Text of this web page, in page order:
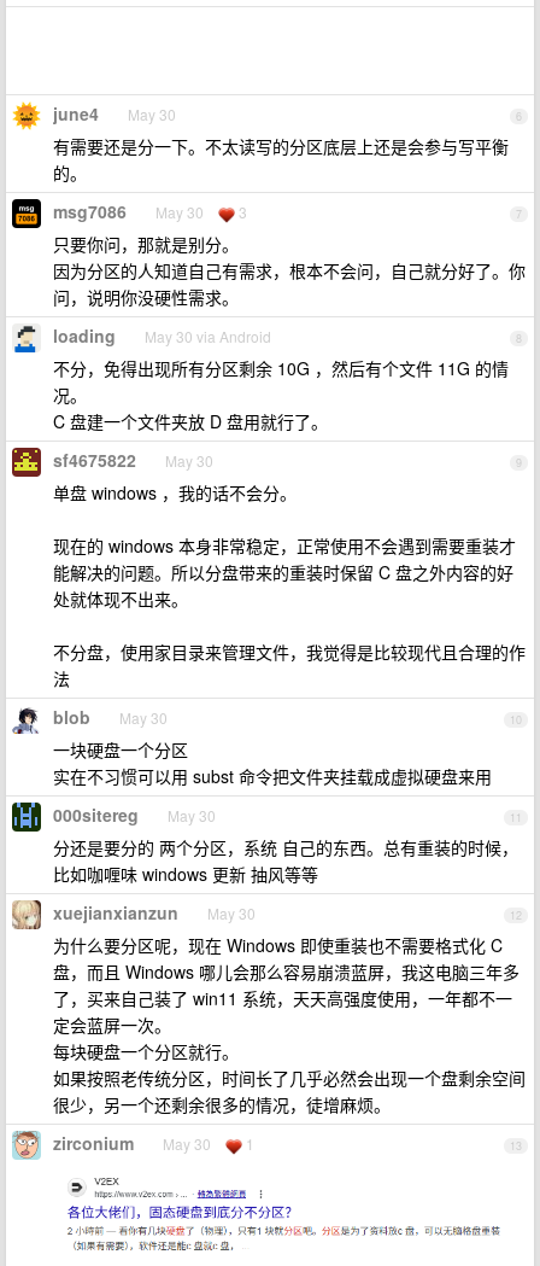
6
june4 May 30
有需要还是分一下。不太读写的分区底层上还是会参与写平衡
的。
7
msg7086 May 30 3
只要你问，那就是别分。
因为分区的人知道自己有需求，根本不会问，自己就分好了。你
问，说明你没硬性需求。
8
loading May 30 via Android
不分，免得出现所有分区剩余 10G ，然后有个文件 11G 的情
况。
C 盘建一个文件夹放 D 盘用就行了。
9
sf4675822 May 30
单盘 windows ，我的话不会分。
现在的 windows 本身非常稳定，正常使用不会遇到需要重装才
能解决的问题。所以分盘带来的重装时保留 C 盘之外内容的好
处就体现不出来。
不分盘，使用家目录来管理文件，我觉得是比较现代且合理的作
法
10
blob May 30
一块硬盘一个分区
实在不习惯可以用 subst 命令把文件夹挂载成虚拟硬盘来用
11
000sitereg May 30
分还是要分的 两个分区，系统 自己的东西。总有重装的时候，
比如咖喱味 windows 更新 抽风等等
12
xuejianxianzun May 30
为什么要分区呢，现在 Windows 即使重装也不需要格式化 C
盘，而且 Windows 哪儿会那么容易崩溃蓝屏，我这电脑三年多
了，买来自己装了 win11 系统，天天高强度使用，一年都不一
定会蓝屏一次。
每块硬盘一个分区就行。
如果按照老传统分区，时间长了几乎必然会出现一个盘剩余空间
很少，另一个还剩余很多的情况，徒增麻烦。
13
zirconium May 30 1